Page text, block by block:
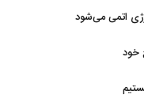
اتمی می‌شود
خود